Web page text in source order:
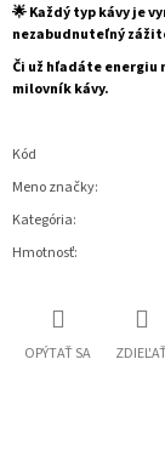
🌟 Každý typ kávy je
nezabudnuteľný
Či už hľadáte energiu
milovník kávy.
Kód
Meno značky:
Kategória:
Hmotnosť:
OPÝTAŤ SA